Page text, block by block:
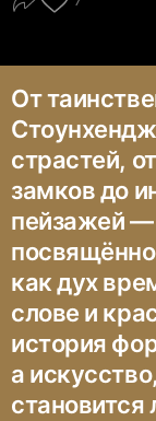
От
страстей,
замков до
пейзажей —
как дух
слове и
история
а
становится